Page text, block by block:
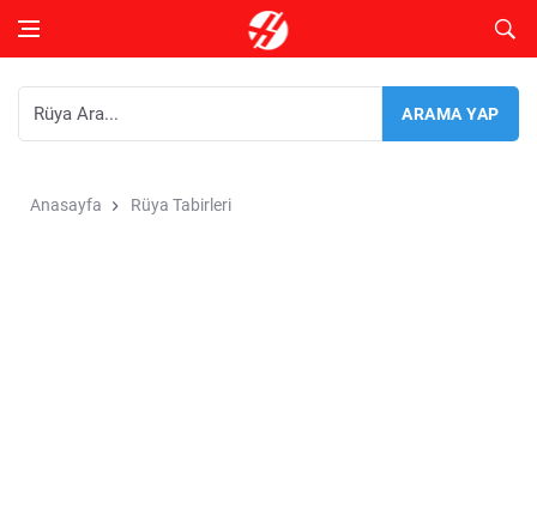
Anasayfa Rüya Tabirleri